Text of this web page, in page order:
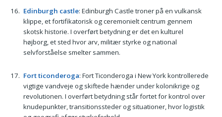
Edinburgh castle: Edinburgh Castle troner på en vulkansk
klippe, et fortifikatorisk og ceremonielt centrum gennem
skotsk historie. I overført betydning er det en kulturel
højborg, et sted hvor arv, militær styrke og national
selvforståelse smelter sammen.
Fort ticonderoga: Fort Ticonderoga i New York kontrollerede
vigtige vandveje og skiftede hænder under kolonikrige og
revolutionen. I overført betydning står fortet for kontrol over
knudepunkter, transitionssteder og situationer, hvor logistik